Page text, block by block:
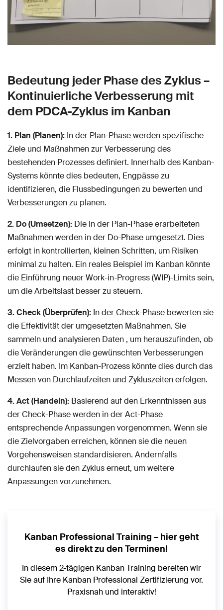
Bedeutung jeder Phase des Zyklus –
Kontinuierliche Verbesserung mit
dem PDCA-Zyklus im Kanban
1. Plan (Planen): In der Plan-Phase werden spezifische
Ziele und Maßnahmen zur Verbesserung des
bestehenden Prozesses definiert. Innerhalb des Kanban-
Systems könnte dies bedeuten, Engpässe zu
identifizieren, die Flussbedingungen zu bewerten und
Verbesserungen zu planen.
2. Do (Umsetzen): Die in der Plan-Phase erarbeiteten
Maßnahmen werden in der Do-Phase umgesetzt. Dies
erfolgt in kontrollierten, kleinen Schritten, um Risiken
minimal zu halten. Ein reales Beispiel im Kanban könnte
die Einführung neuer Work-in-Progress (WIP)-Limits sein,
um die Arbeitslast besser zu steuern.
3. Check (Überprüfen): In der Check-Phase bewerten sie
die Effektivität der umgesetzten Maßnahmen. Sie
sammeln und analysieren Daten , um herauszufinden, ob
die Veränderungen die gewünschten Verbesserungen
erzielt haben. Im Kanban-Prozess könnte dies durch das
Messen von Durchlaufzeiten und Zykluszeiten erfolgen.
4. Act (Handeln): Basierend auf den Erkenntnissen aus
der Check-Phase werden in der Act-Phase
entsprechende Anpassungen vorgenommen. Wenn sie
die Zielvorgaben erreichen, können sie die neuen
Vorgehensweisen standardisieren. Andernfalls
durchlaufen sie den Zyklus erneut, um weitere
Anpassungen vorzunehmen.
Kanban Professional Training – hier geht
es direkt zu den Terminen!
In diesem 2-tägigen Kanban Training bereiten wir
Sie auf Ihre Kanban Professional Zertifizierung vor.
Praxisnah und interaktiv!